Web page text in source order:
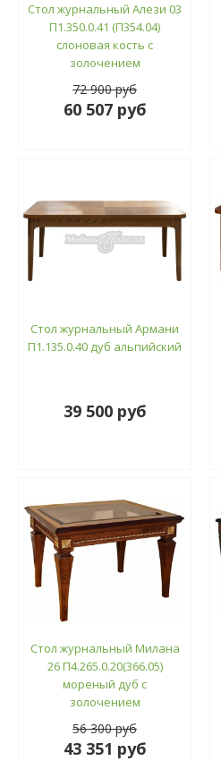
Стол журнальный Алези 03
П1.350.0.41 (П354.04)
слоновая кость с
золочением
72 900 руб
60 507 руб
Стол журнальный Армани
П1.135.0.40 дуб альпийский
39 500 руб
Стол журнальный Милана
26 П4.265.0.20(366.05)
мореный дуб с
золочением
56 300 руб
43 351 руб